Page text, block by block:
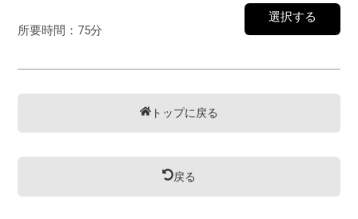
選択する
所要時間： 75分
トップに戻る
戻る